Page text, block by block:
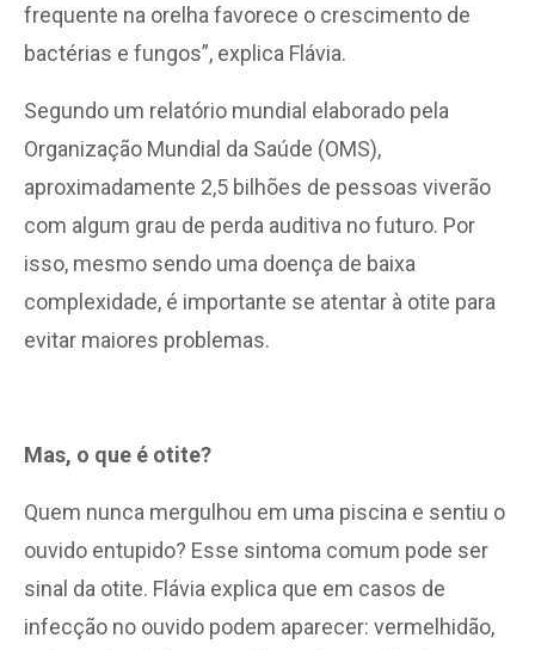
frequente na orelha favorece o crescimento de
bactérias e fungos”, explica Flávia.
Segundo um relatório mundial elaborado pela
Organização Mundial da Saúde (OMS),
aproximadamente 2,5 bilhões de pessoas viverão
com algum grau de perda auditiva no futuro. Por
isso, mesmo sendo uma doença de baixa
complexidade, é importante se atentar à otite para
evitar maiores problemas.
Mas, o que é otite?
Quem nunca mergulhou em uma piscina e sentiu o
ouvido entupido? Esse sintoma comum pode ser
sinal da otite. Flávia explica que em casos de
infecção no ouvido podem aparecer: vermelhidão,